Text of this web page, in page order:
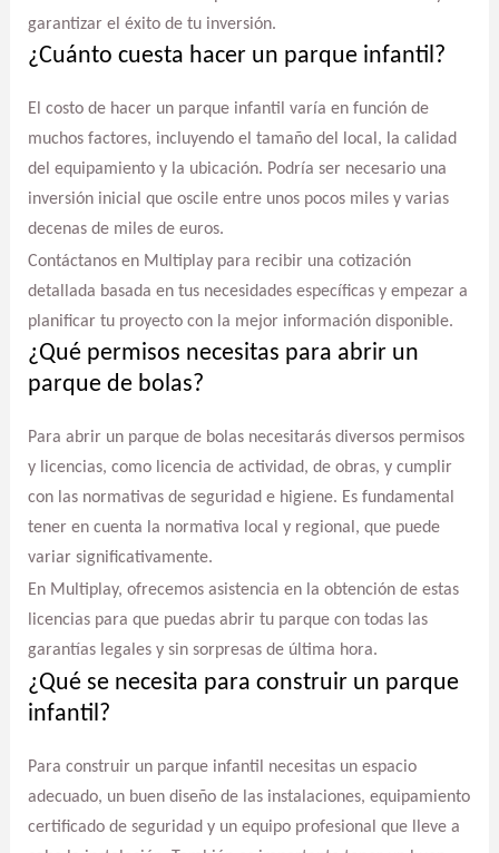
garantizar el éxito de tu inversión.
¿Cuánto cuesta hacer un parque infantil?
El costo de hacer un parque infantil varía en función de
muchos factores, incluyendo el tamaño del local, la calidad
del equipamiento y la ubicación. Podría ser necesario una
inversión inicial que oscile entre unos pocos miles y varias
decenas de miles de euros.
Contáctanos en Multiplay para recibir una cotización
detallada basada en tus necesidades específicas y empezar a
planificar tu proyecto con la mejor información disponible.
¿Qué permisos necesitas para abrir un
parque de bolas?
Para abrir un parque de bolas necesitarás diversos permisos
y licencias, como licencia de actividad, de obras, y cumplir
con las normativas de seguridad e higiene. Es fundamental
tener en cuenta la normativa local y regional, que puede
variar significativamente.
En Multiplay, ofrecemos asistencia en la obtención de estas
licencias para que puedas abrir tu parque con todas las
garantías legales y sin sorpresas de última hora.
¿Qué se necesita para construir un parque
infantil?
Para construir un parque infantil necesitas un espacio
adecuado, un buen diseño de las instalaciones, equipamiento
certificado de seguridad y un equipo profesional que lleve a